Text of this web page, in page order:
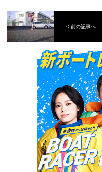
< 前の記事へ